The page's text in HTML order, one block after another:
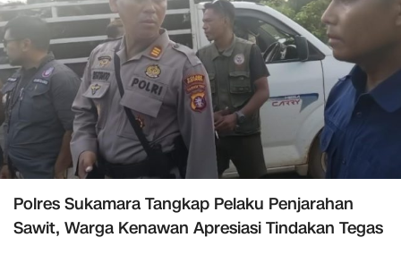
Polres Sukamara Tangkap Pelaku Penjarahan
Sawit, Warga Kenawan Apresiasi Tindakan Tegas